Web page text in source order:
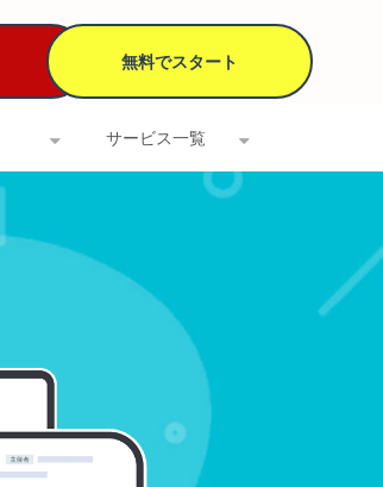
無料でスタート
サービス一覧